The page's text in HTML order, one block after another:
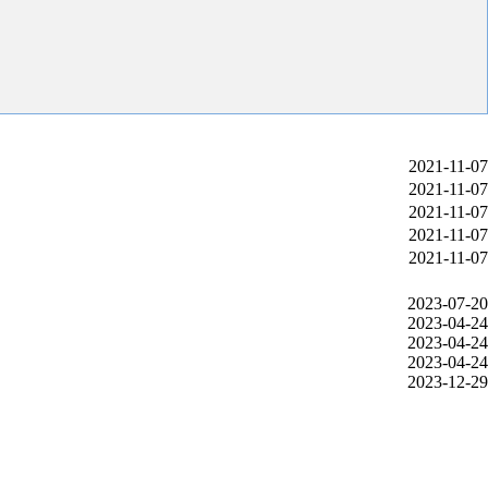
2021-11-07
2021-11-07
2021-11-07
2021-11-07
2021-11-07
2023-07-20
2023-04-24
2023-04-24
2023-04-24
2023-12-29